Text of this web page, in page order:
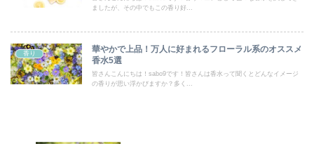
ましたが、その中でもこの香り好...
香り
華やかで上品！万人に好まれるフローラル系のオススメ
香水5選
皆さんこんにちは！sabo9です！皆さんは香水って聞くとどんなイメージ
の香りが思い浮かびますか？多く...